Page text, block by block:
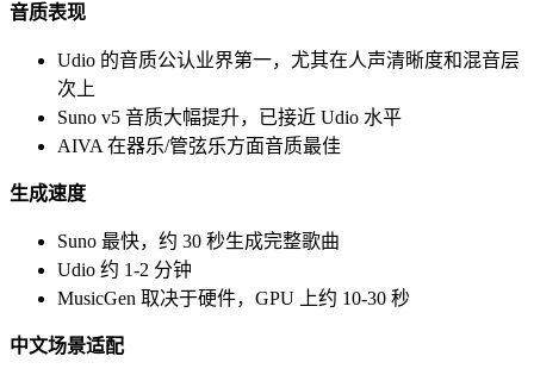
音质表现
Udio 的音质公认业界第一，尤其在人声清晰度和混音层
次上
Suno v5 音质大幅提升，已接近 Udio 水平
AIVA 在器乐/管弦乐方面音质最佳
生成速度
Suno 最快，约 30 秒生成完整歌曲
Udio 约 1-2 分钟
MusicGen 取决于硬件，GPU 上约 10-30 秒
中文场景适配